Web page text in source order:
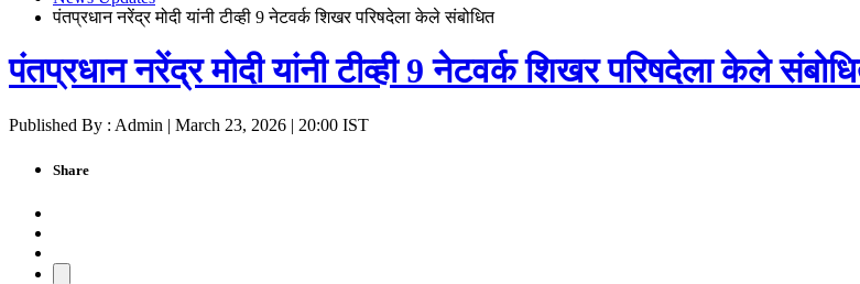
पंतप्रधान नरेंद्र मोदी यांनी टीव्ही 9 नेटवर्क शिखर परिषदेला केले संबोधित
पंतप्रधान नरेंद्र मोदी यांनी टीव्ही 9 नेटवर्क शिखर परिषदेला केले
Published By : Admin | March 23, 2026 | 20:00 IST
Share